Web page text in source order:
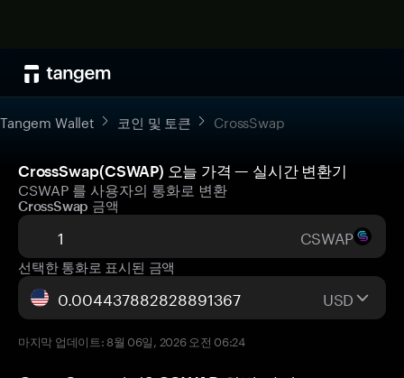
Tangem Wallet 코인 및 토큰 CrossSwap
CrossSwap(CSWAP) 오늘 가격 — 실시간 변환기
CSWAP 를 사용자의 통화로 변환
CrossSwap 금액
CSWAP
선택한 통화로 표시된 금액
USD
마지막 업데이트: 8월 06일, 2026 오전 06:24